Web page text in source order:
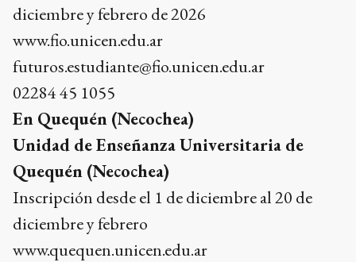
diciembre y febrero de 2026
www.fio.unicen.edu.ar
futuros.estudiante@fio.unicen.edu.ar
02284 45 1055
En Quequén (Necochea)
Unidad de Enseñanza Universitaria de
Quequén (Necochea)
Inscripción desde el 1 de diciembre al 20 de
diciembre y febrero
www.quequen.unicen.edu.ar